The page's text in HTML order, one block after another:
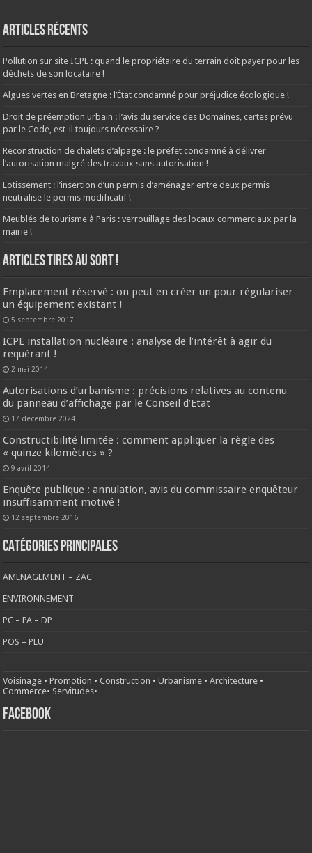
Articles récents
Pollution sur site ICPE : quand le propriétaire du terrain doit payer pour les
déchets de son locataire !
Algues vertes en Bretagne : l’État condamné pour préjudice écologique !
Droit de préemption urbain : l’avis du service des Domaines, certes prévu
par le Code, est-il toujours nécessaire ?
Reconstruction de chalets d’alpage : le préfet condamné à délivrer
l’autorisation malgré des travaux sans autorisation !
Lotissement : l’insertion d’un permis d’aménager entre deux permis
neutralise le permis modificatif !
Meublés de tourisme à Paris : verrouillage des locaux commerciaux par la
mairie !
ARTICLES TIRES AU SORT !
Emplacement réservé : on peut en créer un pour régulariser
un équipement existant !
5 septembre 2017
ICPE installation nucléaire : analyse de l’intérêt à agir du
requérant !
2 mai 2014
Autorisations d’urbanisme : précisions relatives au contenu
du panneau d’affichage par le Conseil d’Etat
17 décembre 2024
Constructibilité limitée : comment appliquer la règle des
« quinze kilomètres » ?
9 avril 2014
Enquête publique : annulation, avis du commissaire enquêteur
insuffisamment motivé !
12 septembre 2016
CATÉGORIES PRINCIPALES
AMENAGEMENT – ZAC
ENVIRONNEMENT
PC – PA – DP
POS – PLU
Voisinage •Promotion •Construction •Urbanisme •Architecture •
Commerce• Servitudes•
FACEBOOK